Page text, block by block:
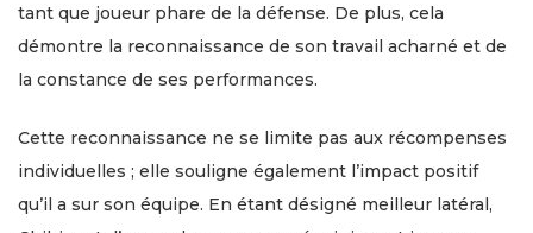
tant que joueur phare de la défense. De plus, cela
démontre la reconnaissance de son travail acharné et de
la constance de ses performances.
Cette reconnaissance ne se limite pas aux récompenses
individuelles ; elle souligne également l’impact positif
qu’il a sur son équipe. En étant désigné meilleur latéral,